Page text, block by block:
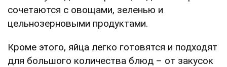
сочетаются с овощами, зеленью и
цельнозерновыми продуктами.
Кроме этого, яйца легко готовятся и подходят
для большого количества блюд – от закусок